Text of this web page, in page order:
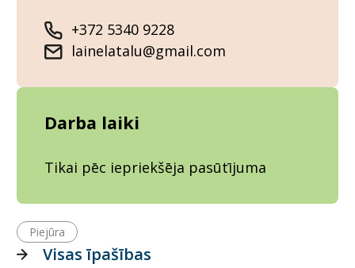
+372 5340 9228
lainelatalu@gmail.com
Darba laiki
Tikai pēc iepriekšēja pasūtījuma
Piejūra
Visas īpašības